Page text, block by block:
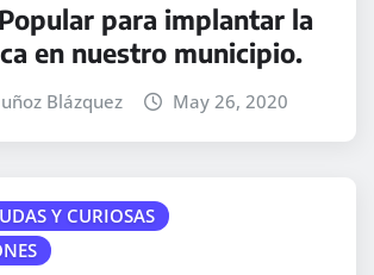
para implantar la
en nuestro municipio.
Blázquez May 26, 2020
Y CURIOSAS